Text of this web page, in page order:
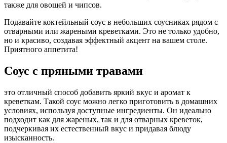
также для овощей и чипсов.
Подавайте коктейльный соус в небольших соусниках рядом с
отварными или жареными креветками. Это не только удобно,
но и красиво, создавая эффектный акцент на вашем столе.
Приятного аппетита!
Соус с пряными травами
это отличный способ добавить яркий вкус и аромат к
креветкам. Такой соус можно легко приготовить в домашних
условиях, используя доступные ингредиенты. Он идеально
подходит как для жареных, так и для отварных креветок,
подчеркивая их естественный вкус и придавая блюду
изысканность.